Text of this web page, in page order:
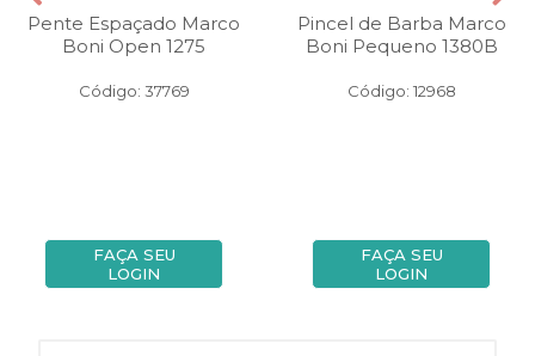
Pente Espaçado Marco
Boni Open 1275
Código: 37769
FAÇA SEU
LOGIN
Pincel de Barba Marco
Boni Pequeno 1380B
Código: 12968
FAÇA SEU
LOGIN